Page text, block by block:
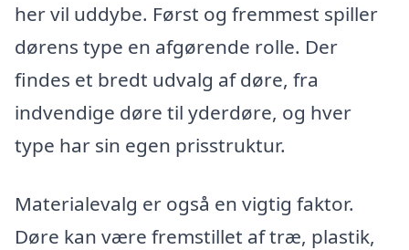
her vil uddybe. Først og fremmest spiller
dørens type en afgørende rolle. Der
findes et bredt udvalg af døre, fra
indvendige døre til yderdøre, og hver
type har sin egen prisstruktur.
Materialevalg er også en vigtig faktor.
Døre kan være fremstillet af træ, plastik,